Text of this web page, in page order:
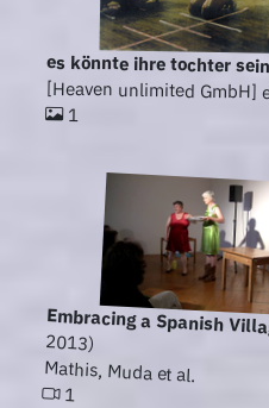
es könnte ihre tochter sein
[Heaven unlimited GmbH]
1
Embracing a Spanish
2013)
Mathis, Muda et al.
1